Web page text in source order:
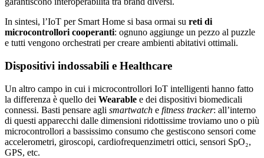
In sintesi, l’IoT per Smart Home si basa ormai su reti di
microcontrollori cooperanti: ognuno aggiunge un pezzo al puzzle
e tutti vengono orchestrati per creare ambienti abitativi ottimali.
Dispositivi indossabili e Healthcare
Un altro campo in cui i microcontrollori IoT intelligenti hanno fatto
la differenza è quello dei Wearable e dei dispositivi biomedicali
connessi. Basti pensare agli smartwatch e fitness tracker: all’interno
di questi apparecchi dalle dimensioni ridottissime troviamo uno o più
microcontrollori a bassissimo consumo che gestiscono sensori come
accelerometri, giroscopi, cardiofrequenzimetri ottici, sensori SpO₂,
GPS, etc.